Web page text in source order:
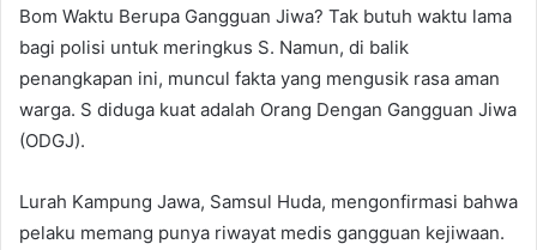
Bom Waktu Berupa Gangguan Jiwa? Tak butuh waktu lama
bagi polisi untuk meringkus S. Namun, di balik
penangkapan ini, muncul fakta yang mengusik rasa aman
warga. S diduga kuat adalah Orang Dengan Gangguan Jiwa
(ODGJ).
Lurah Kampung Jawa, Samsul Huda, mengonfirmasi bahwa
pelaku memang punya riwayat medis gangguan kejiwaan.